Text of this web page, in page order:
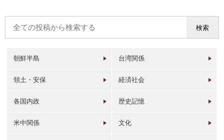
朝鮮半島 台湾関係
領土・安保 経済社会
各国内政 歴史記憶
米中関係 文化